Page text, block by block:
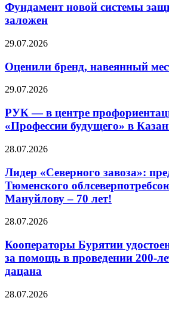
Фундамент новой системы
заложен
29.07.2026
Оценили бренд, навеянный
29.07.2026
РУК — в центре
«Профессии будущего» в
28.07.2026
Лидер «Северного завоза»:
Тюменского
Мануйлову – 70 лет!
28.07.2026
Кооператоры Бурятии
за помощь в проведении 200-
дацана
28.07.2026